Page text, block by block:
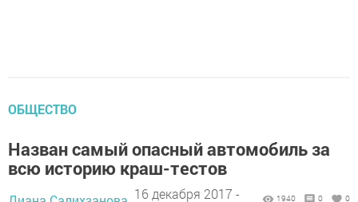
ОБЩЕСТВО
Назван самый опасный автомобиль за
всю историю краш-тестов
16 декабря 2017 -
1940 0 0